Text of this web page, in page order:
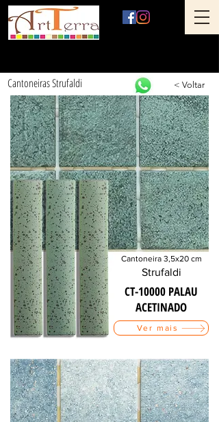
Cantoneiras Strufaldi < Voltar
CT-10000 PALAU
ACETINADO
Ver mais
Cantoneira 3,5x20 cm
Strufaldi